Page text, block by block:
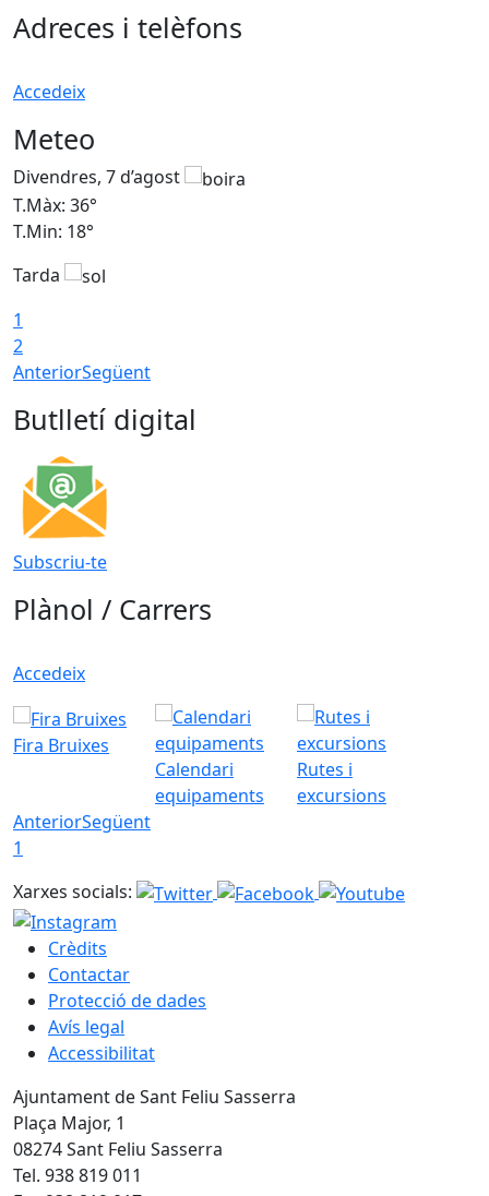
Adreces i telèfons
Accedeix
Meteo
Divendres, 7 d’agost
T.Màx: 36°
T.Min: 18°
Tarda
1
2
AnteriorSegüent
Butlletí digital
Subscriu-te
Plànol / Carrers
Accedeix
Fira Bruixes
Calendari
equipaments
Rutes i
excursions
AnteriorSegüent
1
Xarxes socials:
Crèdits
Contactar
Protecció de dades
Avís legal
Accessibilitat
Ajuntament de Sant Feliu Sasserra
Plaça Major, 1
08274 Sant Feliu Sasserra
Tel. 938 819 011